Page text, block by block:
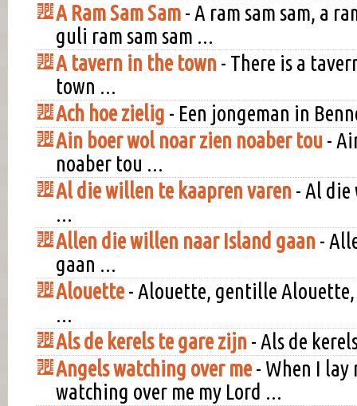
A Ram Sam Sam - A ram sam sam, a
guli ram sam sam ...
A tavern in the town - There is a
town ...
Ach hoe zielig - Een jongeman in
Ain boer wol noar zien noaber tou -
noaber tou ...
Al die willen te kaapren varen - Al
...
Allen die willen naar Island gaan -
gaan ...
Alouette- Alouette, gentille
...
Als de kerels te gare zijn - Als de
Angels watching over me- When I lay
watching over me my Lord ...